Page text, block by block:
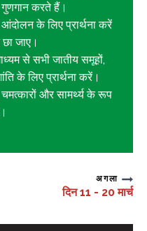
गुणगान करते हैं।
के लिए प्रार्थना करें
जाए।
से सभी जातीय समूहों,
के लिए प्रार्थना करें।
और सामर्थ्य के रूप
अगला
दिन 11 - 20 मार्च